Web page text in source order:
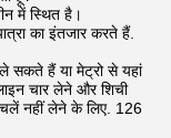
में स्थित है।
का इंतजार करते हैं.
सकते हैं या मेट्रो से यहां
चार लेने और शिची
नहीं लेने के लिए. 126